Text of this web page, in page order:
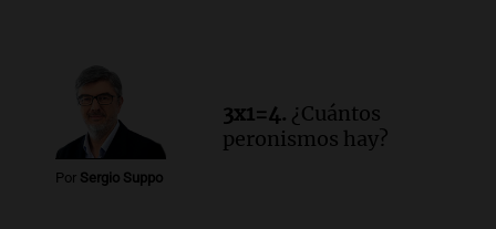
Por Sergio Suppo
3x1=4. ¿Cuántos
peronismos hay?